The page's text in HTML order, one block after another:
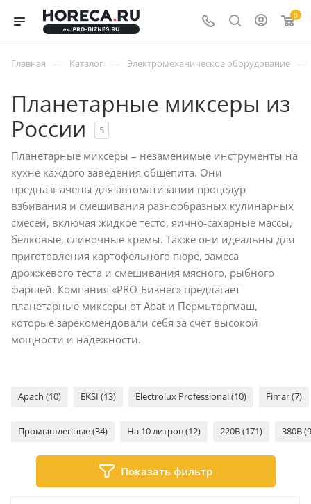
0
Главная — Каталог — Электромеханическое оборудование —
Планетарные миксеры из
России
5
Планетарные миксеры – незаменимые инструменты на
кухне каждого заведения общепита. Они
предназначены для автоматизации процедур
взбивания и смешивания разнообразных кулинарных
смесей, включая жидкое тесто, яично-сахарные массы,
белковые, сливочные кремы. Также они идеальны для
приготовления картофельного пюре, замеса
дрожжевого теста и смешивания мясного, рыбного
фаршей. Компания «PRO-Бизнес» предлагает
планетарные миксеры от Abat и Пермьторгмаш,
которые зарекомендовали себя за счет высокой
мощности и надежности.
Apach (10) EKSI (13) Electrolux Professional (10) Fimar (7)
Промышленные (34) На 10 литров (12) 220В (171) 380В
Показать фильтр